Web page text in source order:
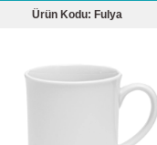
Ürün Kodu: Fulya